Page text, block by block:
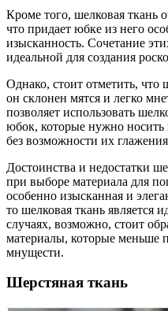
Кроме того, шелковая ткань
что придает юбке из него
изысканность. Сочетание
идеальной для создания
Однако, стоит отметить,
он склонен мятся и легко
позволяет использовать
юбок, которые нужно носить
без возможности их
Достоинства и недостатки
при выборе материала для
особенно изысканная и
то шелковая ткань является
случаях, возможно, стоит
материалы, которые меньше
мнущести.
Шерстяная ткань